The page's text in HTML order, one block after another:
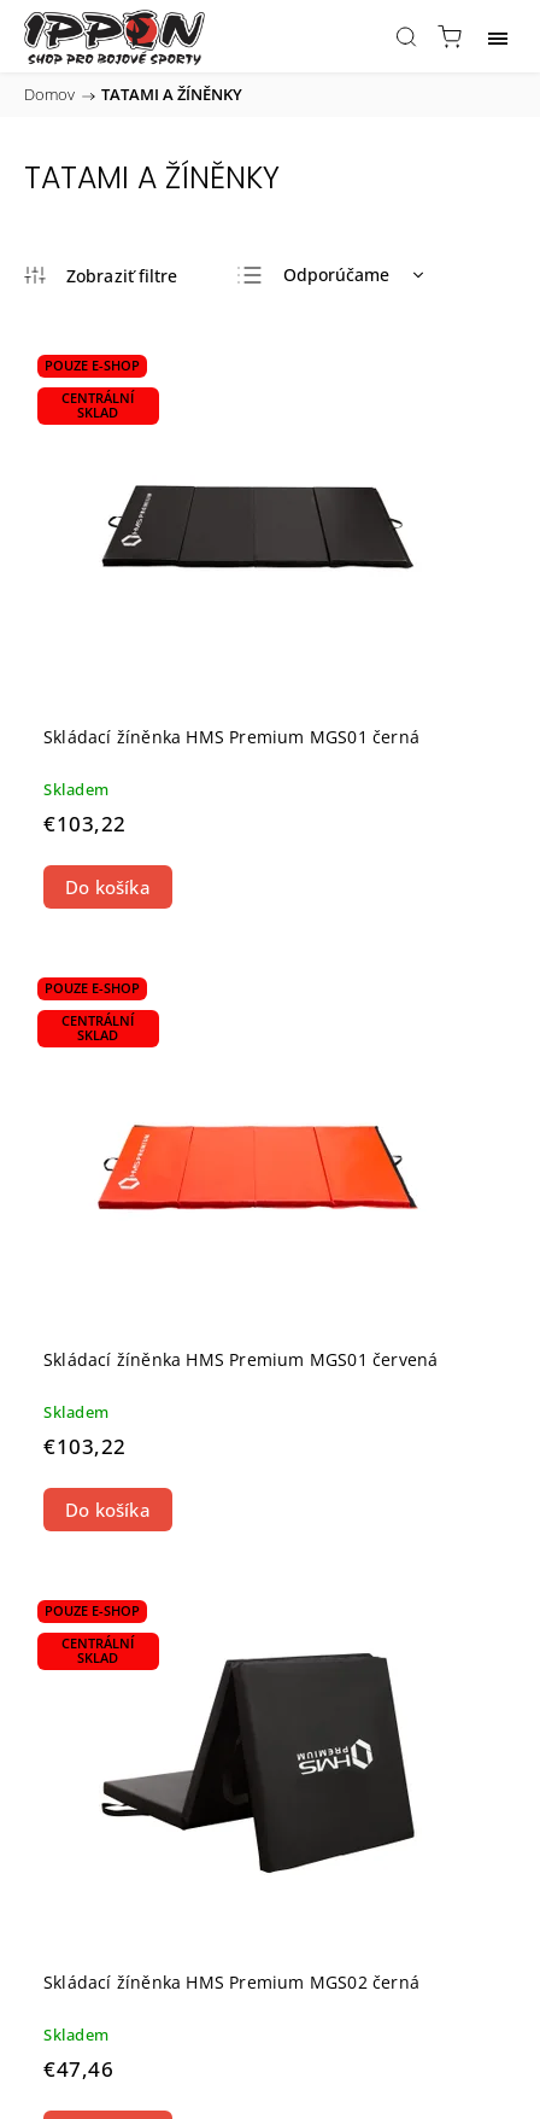
Domov / TATAMI A ŽÍNĚNKY
TATAMI A ŽÍNĚNKY
Odporúčame
POUZE E-SHOP
CENTRÁLNÍ
SKLAD
Skládací žíněnka HMS Premium MGS01 černá
Skladem
€103,22
Do košíka
POUZE E-SHOP
CENTRÁLNÍ
SKLAD
Skládací žíněnka HMS Premium MGS01 červená
Skladem
€103,22
Do košíka
POUZE E-SHOP
CENTRÁLNÍ
SKLAD
Skládací žíněnka HMS Premium MGS02 černá
Skladem
€47,46